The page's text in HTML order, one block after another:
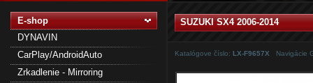
E-shop
DYNAVIN
CarPlay/AndroidAuto
Zrkadlenie - Mirroring
SUZUKI SX4 2006-2014
Katalógove číslo: LX-F9657X Navigácie